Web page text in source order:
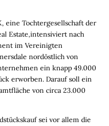
, eineTochtergesellschaft der
Estate,intensiviertnach
im Vereinigten
nordöstlich von
ein knapp 49.000
erworben. Darauf soll ein
voncirca 23.000
sei vor allem die